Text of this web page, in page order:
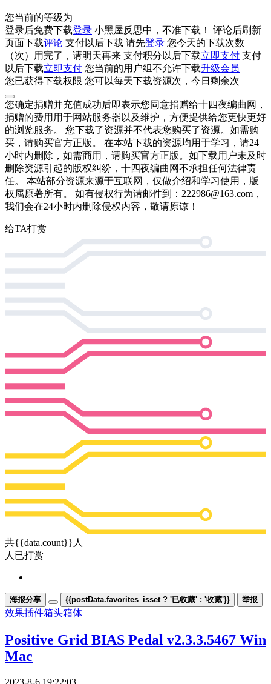
您当前的等级为
登录后免费下载登录 小黑屋反思中，不准下载！ 评论后刷新
页面下载评论 支付以后下载 请先登录 您今天的下载次数
（次）用完了，请明天再来 支付积分 以后下载立即支付 支付
以后下载立即支付 您当前的用户组不允许下载升级会员
您已获得下载权限 您可以每天下载资源次，今日剩余次
您确定捐赠并充值成功后即表示您同意捐赠给十四夜编曲网，
捐赠的费用用于网站服务器以及维护，方便提供给您更快更好
的浏览服务。 您下载了资源并不代表您购买了资源。如需购
买，请购买官方正版。 在本站下载的资源均用于学习，请24
小时内删除，如需商用，请购买官方正版。如下载用户未及时
删除资源引起的版权纠纷，十四夜编曲网不承担任何法律责
任。 本站部分资源来源于互联网，仅做介绍和学习使用，版
权属原著所有。 如有侵权行为请邮件到：222986@163.com，
我们会在24小时内删除侵权内容，敬请原谅！
给TA打赏
共{{data.count}}人
人已打赏
海报分享 {{postData.favorites_isset ? '已收藏' : '收藏'}} 举报
效果插件箱头箱体
Positive Grid BIAS Pedal v2.3.3.5467 Win
Mac
2023-8-6 19:22:03